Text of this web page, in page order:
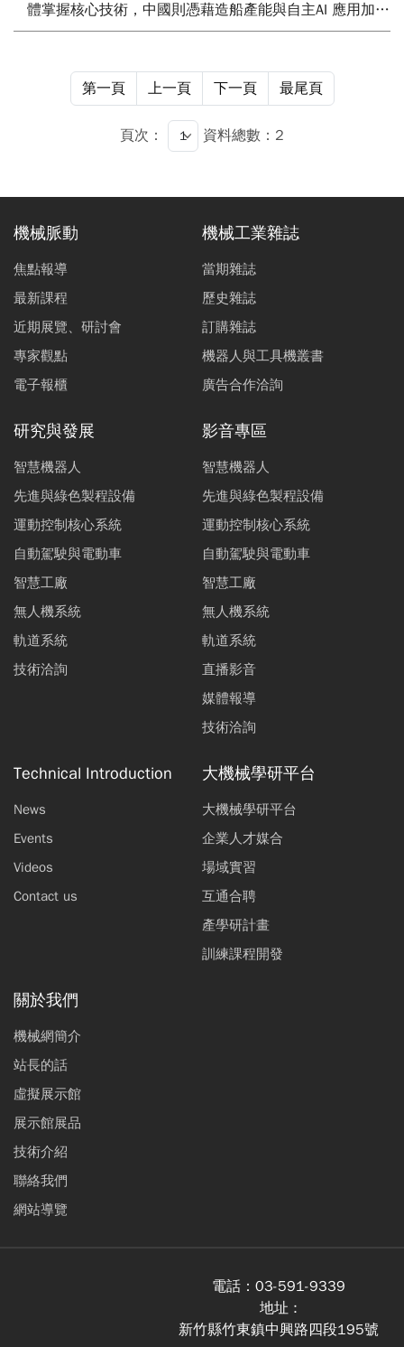
體掌握核心技術，中國則憑藉造船產能與自主AI 應用加速
追趕。挑戰將包括自主可靠性、資安、國際規範與責任歸
件產業聚落優勢，鎖定軍事與能源應用，將是切入全球市
場的新興商機。
第一頁 上一頁 下一頁 最尾頁
頁次： 資料總數：2
機械脈動
焦點報導
最新課程
近期展覽、研討會
專家觀點
電子報櫃
機械工業雜誌
當期雜誌
歷史雜誌
訂購雜誌
機器人與工具機叢書
廣告合作洽詢
研究與發展
智慧機器人
先進與綠色製程設備
運動控制核心系統
自動駕駛與電動車
智慧工廠
無人機系統
軌道系統
技術洽詢
影音專區
智慧機器人
先進與綠色製程設備
運動控制核心系統
自動駕駛與電動車
智慧工廠
無人機系統
軌道系統
直播影音
媒體報導
技術洽詢
Technical Introduction
News
Events
Videos
Contact us
大機械學研平台
大機械學研平台
企業人才媒合
場域實習
互通合聘
產學研計畫
訓練課程開發
關於我們
機械網簡介
站長的話
虛擬展示館
展示館展品
技術介紹
聯絡我們
網站導覽
電話： 03-591-9339
地址 :
新竹縣竹東鎮中興路四段195號